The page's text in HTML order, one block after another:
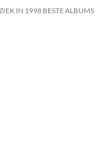
IN 1998 BESTE ALBUMS